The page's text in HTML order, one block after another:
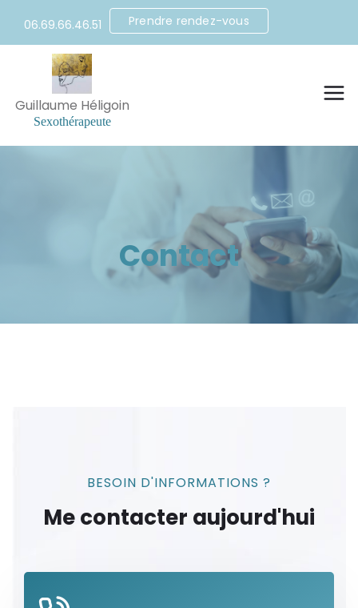
06.69.66.46.51 Prendre rendez-vous
Contact
BESOIN D'INFORMATIONS ?
Me contacter aujourd'hui